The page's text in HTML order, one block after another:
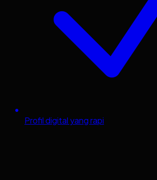
Profil digital yang rapi